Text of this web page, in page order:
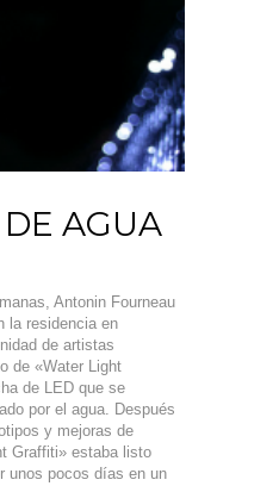
AGUA
Antonin Fourneau
la residencia en
de artistas
de «Water Light
de LED que se
por el agua. Después
y mejoras de
Graffiti» estaba listo
unos pocos días en un